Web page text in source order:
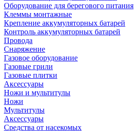
Оборудование для берегового питания
Клеммы монтажные
Крепление аккумуляторных батарей
Контроль аккумуляторных батарей
Провода
Снаряжение
Газовое оборудование
Газовые грили
Газовые плитки
Аксессуары
Ножи и мультитулы
Ножи
Мультитулы
Аксессуары
Средства от насекомых